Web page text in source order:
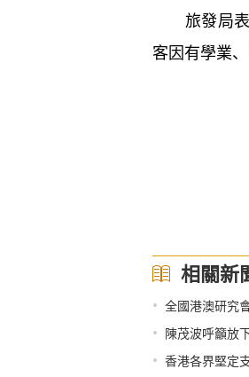
旅發局表
客因有學業
相關新
• 全國港澳研究
• 陳茂波呼籲放
• 香港各界堅定